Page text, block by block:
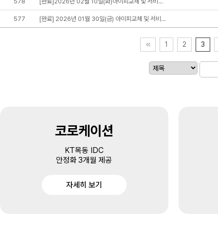
577 [완료] 2026년 01월 30일(금) 아이피교체 및 서비…
1 2 3
코로케이션
KT목동 IDC
안정화 3개월 제공
자세히 보기